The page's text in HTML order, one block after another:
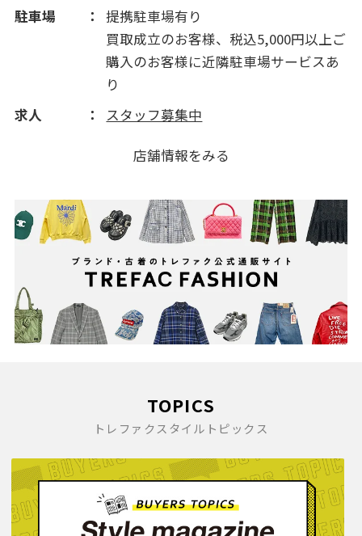
駐車場
提携駐車場有り
買取成立のお客様、税込5,000円以上ご
購入のお客様に近隣駐車場サービスあ
り
求人
スタッフ募集中
店舗情報をみる
TOPICS
トレファクスタイルトピックス